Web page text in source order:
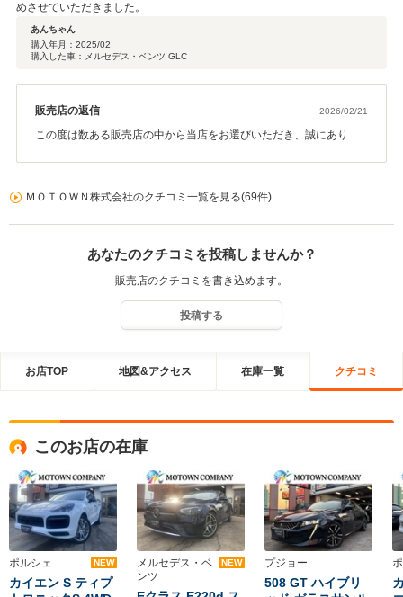
めさせていただきました。
あんちゃん
購入年月： 2025/02
購入した車：メルセデス・ベンツ GLC
販売店の返信 2026/02/21
この度は数ある販売店の中から当店をお選びいただき、誠にありが
誠実な対応を心がけてまいりますので、末永くよろしくお願いいた
ＭＯＴＯＷＮ株式会社のクチコミ一覧を見る(69件)
あなたのクチコミを投稿しませんか？
販売店のクチコミを書き込めます。
投稿する
お店TOP 地図&アクセス 在庫一覧 クチコミ
このお店の在庫
ポルシェ NEW
カイエン S ティプ
メルセデス・ベ
ンツ
NEW プジョー
508 GT ハイブリ